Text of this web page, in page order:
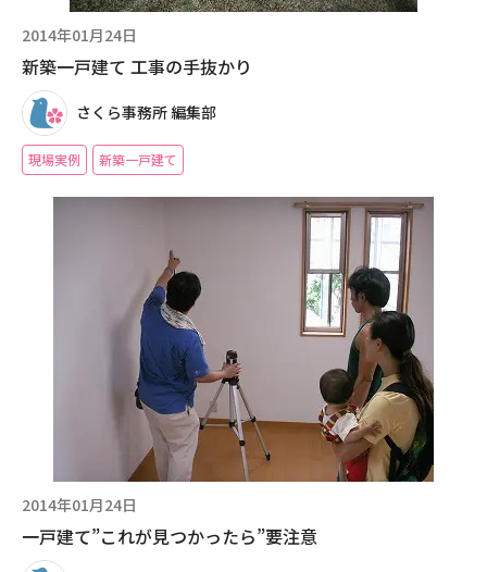
2014年01月24日
新築一戸建て 工事の手抜かり
さくら事務所 編集部
現場実例 新築一戸建て
2014年01月24日
一戸建て”これが見つかったら”要注意